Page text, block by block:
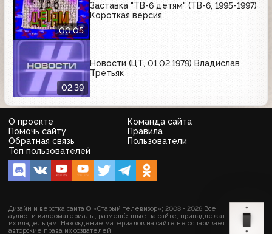
00:05
Заставка "ТВ-6 детям" (ТВ-6, 1995-1997)
Короткая версия
02:39
Новости (ЦТ, 01.02.1979) Владислав
Третьяк
О проекте
Команда сайта
Помочь сайту
Правила
Обратная связь
Пользователи
Топ пользователей
Дизайн и верстка сайта © «Старый телевизор»; 2008 - 2026 Все
аудио- и видеоматериалы, размещённые на сайте, принадлежат
их владельцам. Нахождение материалов на сайте не оспаривает
авторские права их создателей.